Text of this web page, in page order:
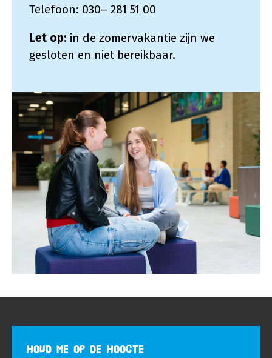
Telefoon: 030– 281 51 00
Let op: in de zomervakantie zijn we
gesloten en niet bereikbaar.
HOUD ME OP DE HOOGTE